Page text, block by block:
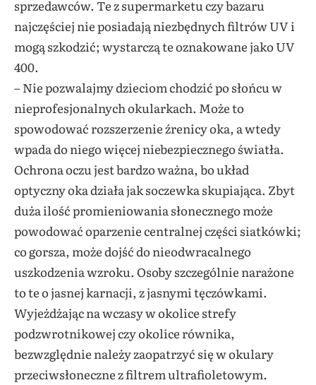
sprzedawców. Te z supermarketu czy bazaru
najczęściej nie posiadają niezbędnych filtrów UV i
mogą szkodzić; wystarczą te oznakowane jako UV
400.
– Nie pozwalajmy dzieciom chodzić po słońcu w
nieprofesjonalnych okularkach. Może to
spowodować rozszerzenie źrenicy oka, a wtedy
wpada do niego więcej niebezpiecznego światła.
Ochrona oczu jest bardzo ważna, bo układ
optyczny oka działa jak soczewka skupiająca. Zbyt
duża ilość promieniowania słonecznego może
powodować oparzenie centralnej części siatkówki;
co gorsza, może dojść do nieodwracalnego
uszkodzenia wzroku. Osoby szczególnie narażone
to te o jasnej karnacji, z jasnymi tęczówkami.
Wyjeżdżając na wczasy w okolice strefy
podzwrotnikowej czy okolice równika,
bezwzględnie należy zaopatrzyć się w okulary
przeciwsłoneczne z filtrem ultrafioletowym.